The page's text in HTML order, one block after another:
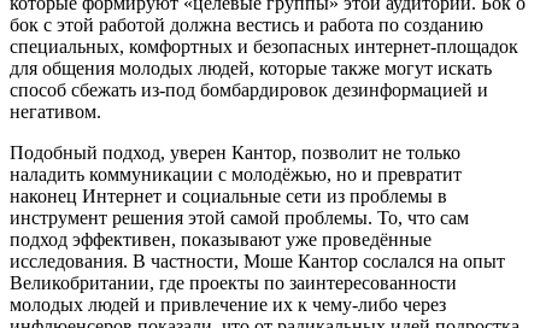
бок с этой работой должна вестись и работа по созданию
специальных, комфортных и безопасных интернет-площадок
для общения молодых людей, которые также могут искать
способ сбежать из-под бомбардировок дезинформацией и
негативом.
Подобный подход, уверен Кантор, позволит не только
наладить коммуникации с молодёжью, но и превратит
наконец Интернет и социальные сети из проблемы в
инструмент решения этой самой проблемы. То, что сам
подход эффективен, показывают уже проведённые
исследования. В частности, Моше Кантор сослался на опыт
Великобритании, где проекты по заинтересованности
молодых людей и привлечение их к чему-либо через